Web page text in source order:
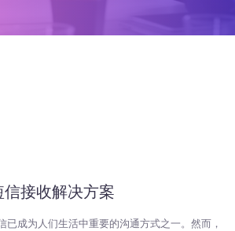
接收解决方案
已成为人们生活中重要的沟通方式之一。然而，